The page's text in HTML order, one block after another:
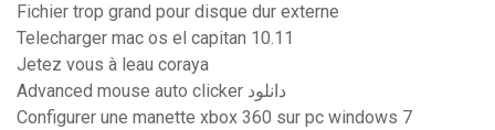
Fichier trop grand pour disque dur externe
Telecharger mac os el capitan 10.11
Jetez vous à leau coraya
Advanced mouse auto clicker دانلود
Configurer une manette xbox 360 sur pc windows 7